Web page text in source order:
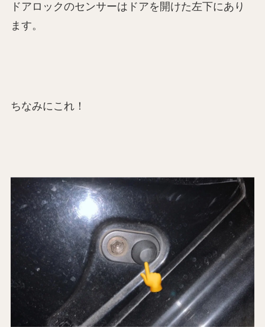
ドアロックのセンサーはドアを開けた左下にあり
ます。
ちなみにこれ！